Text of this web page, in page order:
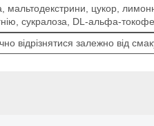
мальтодекстрини, цукор,
сукралоза, DL-альфа-
відрізнятися залежно від